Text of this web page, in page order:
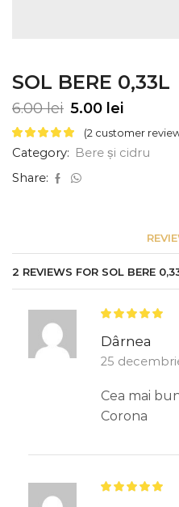
SOL BERE 0,33L
6.00lei 5.00 lei
(2 customer
Category:
Bere și cidru
Share:
2 REVIEWS FOR SOL BERE
Dârnea
25
Cea mai
Corona